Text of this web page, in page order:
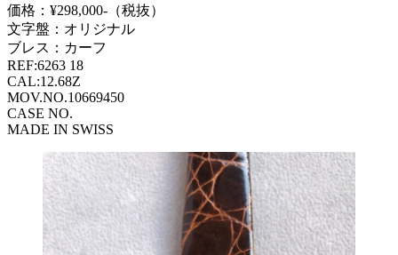
価格：¥298,000-（税抜）
文字盤：オリジナル
ブレス：カーフ
REF:6263 18
CAL:12.68Z
MOV.NO.10669450
CASE NO.
MADE IN SWISS